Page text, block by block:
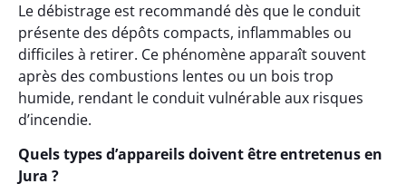
Le débistrage est recommandé dès que le conduit
présente des dépôts compacts, inflammables ou
difficiles à retirer. Ce phénomène apparaît souvent
après des combustions lentes ou un bois trop
humide, rendant le conduit vulnérable aux risques
d’incendie.
Quels types d’appareils doivent être entretenus en
Jura ?